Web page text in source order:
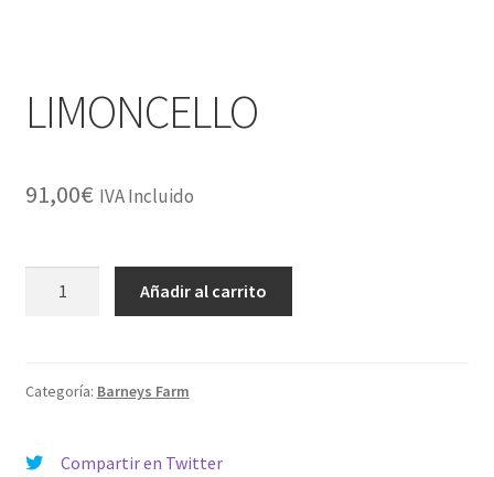
LIMONCELLO
91,00€ IVA Incluido
Añadir al carrito
Categoría: Barneys Farm
Compartir en Twitter